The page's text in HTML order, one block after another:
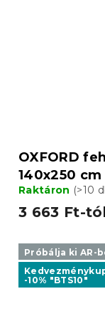
OXFORD
140x250 cm
Raktáron (>10
3 663 Ft-
Próbálja ki AR-
-10% "BTS10"